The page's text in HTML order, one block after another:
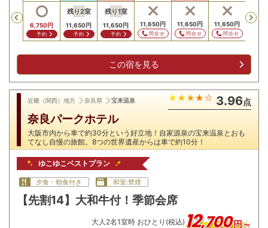
Previous
6,750円
予約
残り2室
11,650円
予約
残り1室
11,650円
予約
11,650円
問合せ
11,650円
問合せ
11,650円
問合せ
この宿を見る
近畿（関西）地方 奈良県 宝来温泉 3.96点
奈良パークホテル
大阪市内から車で約30分という好立地！自家源泉の宝来温泉とおも
てなし自慢の旅館。8つの世界遺産からは車で約10分！
ゆこゆこベストプラン
夕食・朝食付き 和室:禁煙
【先割14】大和牛付！季節会席
大人 2名1室時 おひとり(税込)12,700円～